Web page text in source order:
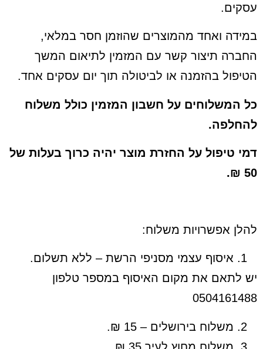
עסקים.
במידה ואחד מהמוצרים שהוזמן חסר במלאי,
החברה תיצור קשר עם המזמין לתיאום המשך
הטיפול בהזמנה או לביטולה תוך יום עסקים אחד.
כל המשלוחים על חשבון המזמין כולל משלוח
להחלפה.
דמי טיפול על החזרת מוצר יהיה כרוך בעלות של
50 ₪.
להלן אפשרויות משלוח:
איסוף עצמי מסניפי הרשת – ללא תשלום.
יש לתאם את מקום האיסוף במספר טלפון
0504161488
משלוח בירושלים – 15 ₪.
משלוח מחוץ לעיר 35 ₪ .